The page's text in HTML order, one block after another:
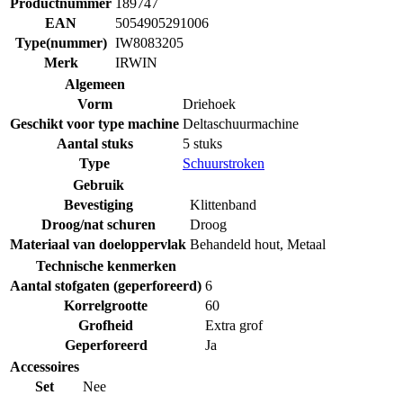
EAN
5054905291006
Type(nummer) IW8083205
Merk
IRWIN
Algemeen
Vorm
Driehoek
Geschikt voor type machine Deltaschuurmachine
Aantal stuks
5 stuks
Type
Schuurstroken
Gebruik
Bevestiging
Klittenband
Droog/nat schuren
Droog
Materiaal van doeloppervlak Behandeld hout, Metaal
Technische kenmerken
Aantal stofgaten (geperforeerd) 6
Korrelgrootte
60
Grofheid
Extra grof
Geperforeerd
Ja
Accessoires
Set
Nee